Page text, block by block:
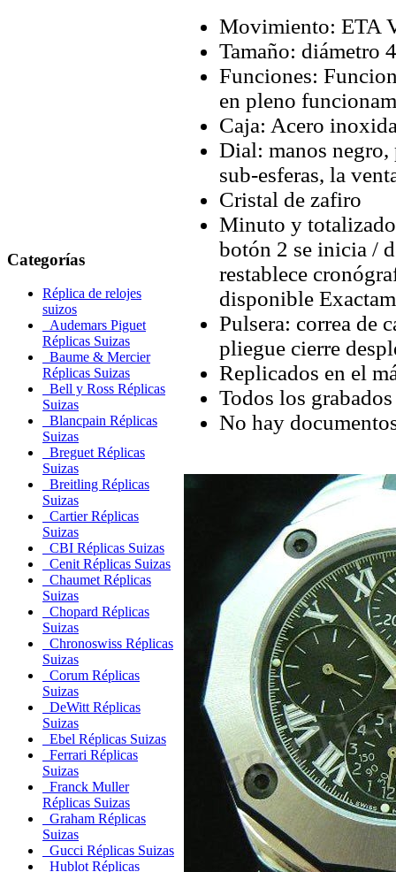
Categorías
Réplica de relojes
suizos
Audemars Piguet
Réplicas Suizas
Baume & Mercier
Réplicas Suizas
Bell y Ross Réplicas
Suizas
Blancpain Réplicas
Suizas
Breguet Réplicas
Suizas
Breitling Réplicas
Suizas
Cartier Réplicas
Suizas
CBI Réplicas Suizas
Cenit Réplicas Suizas
Chaumet Réplicas
Suizas
Chopard Réplicas
Suizas
Chronoswiss Réplicas
Suizas
Corum Réplicas
Suizas
DeWitt Réplicas
Suizas
Ebel Réplicas Suizas
Ferrari Réplicas
Suizas
Franck Muller
Réplicas Suizas
Graham Réplicas
Suizas
Gucci Réplicas Suizas
Hublot Réplicas
Movimiento: ETA
Tamaño: diámetro
Funciones:
en pleno
Caja: Acero
Dial: manos negro,
sub-esferas, la
Cristal de zafiro
Minuto y
botón 2 se inicia /
restablece
disponible
Pulsera: correa de
pliegue cierre
Replicados en el
Todos los
No hay